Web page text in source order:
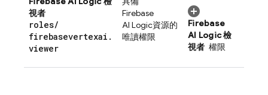
視者
roles/
firebasevertexai .
viewer
Firebase
AI Logic資源的
唯讀權限
Firebase
AI Logic檢
視者 權限